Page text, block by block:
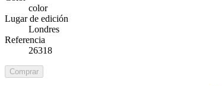
color
Lugar de edición
Londres
Referencia
26318
Comprar